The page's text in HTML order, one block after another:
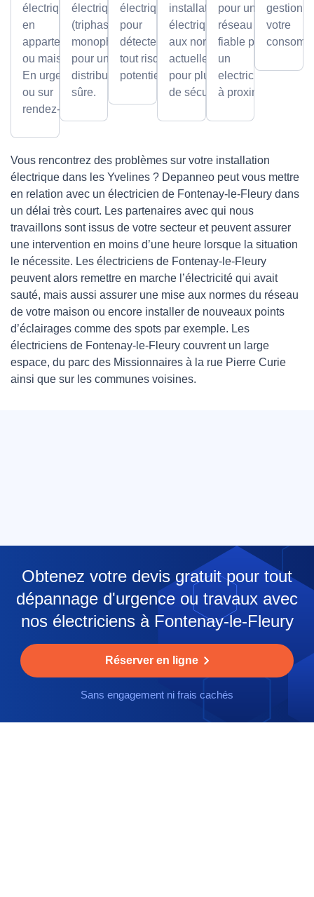
électriques
en
appartement
ou maison.
En urgence
ou sur
rendez-vous
électriques
(triphasé ou
monophasé)
pour une
distribution
sûre.
électrique
pour
détecter
tout risque
potentiel.
installations
électriques
aux normes
actuelles
pour plus
de sécurité.
pour un
réseau
fiable par
un
electricien
à proximité
gestion
votre
Vous rencontrez des problèmes sur votre installation
électrique dans les Yvelines ? Depanneo peut vous mettre
en relation avec un électricien de Fontenay-le-Fleury dans
un délai très court. Les partenaires avec qui nous
travaillons sont issus de votre secteur et peuvent assurer
une intervention en moins d’une heure lorsque la situation
le nécessite. Les électriciens de Fontenay-le-Fleury
peuvent alors remettre en marche l’électricité qui avait
sauté, mais aussi assurer une mise aux normes du réseau
de votre maison ou encore installer de nouveaux points
d’éclairages comme des spots par exemple. Les
électriciens de Fontenay-le-Fleury couvrent un large
espace, du parc des Missionnaires à la rue Pierre Curie
ainsi que sur les communes voisines.
Obtenez votre devis gratuit pour tout
dépannage d'urgence ou travaux avec
nos électriciens à Fontenay-le-Fleury
Réserver en ligne
Sans engagement ni frais cachés